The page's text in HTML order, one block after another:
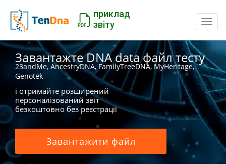
приклад
звіту
Завантажте DNA data файл тесту
23andMe, AncestryDNA, FamilyTreeDNA, MyHeritage,
Genotek
і отримайте розширений
персоналізований звіт
безкоштовно без реєстрації
Завантажити файл